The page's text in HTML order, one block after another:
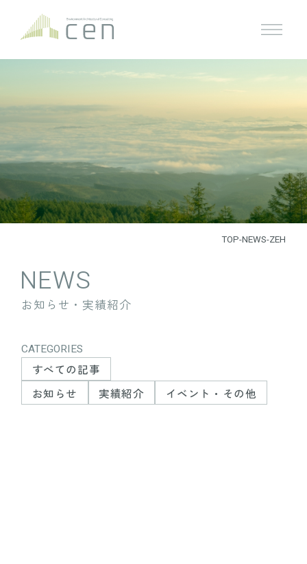
TOP-NEWS-ZEH
NEWS
お知らせ・実績紹介
CATEGORIES
すべての記事
お知らせ
実績紹介 イベント・その他